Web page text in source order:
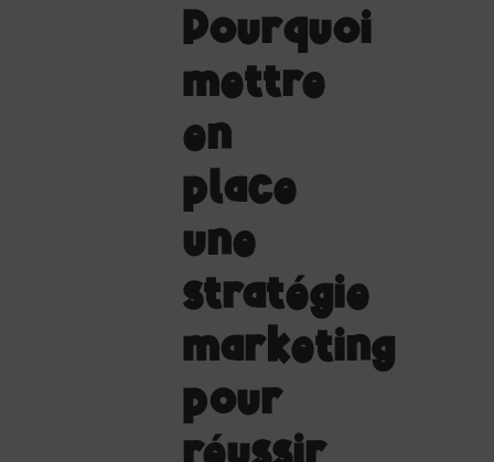
Pourquoi
mettre
en
place
une
stratégie
marketing
pour
réussir